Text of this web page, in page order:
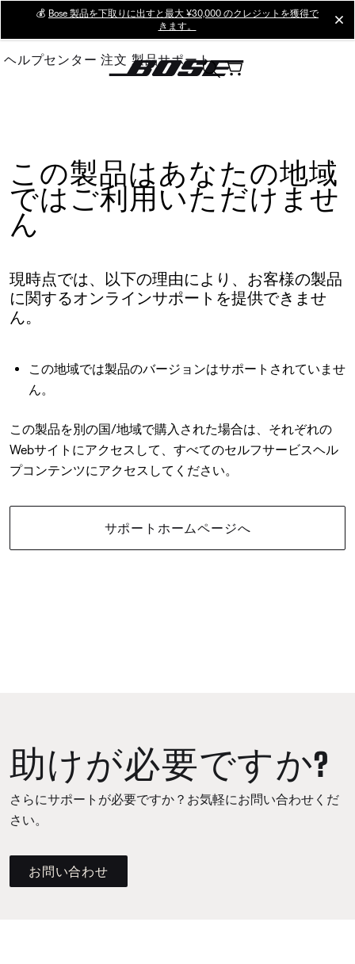
Main
💰 Bose 製品を下取りに出すと最大 ¥30,000 のクレジットを獲得で
きます。
ヘルプセンター 注文 製品サポート
この製品はあなたの地域
ではご利用いただけませ
ん
現時点では、以下の理由により、お客様の製品
に関するオンラインサポートを提供できませ
ん。
この地域では製品のバージョンはサポートされていませ
ん。
この製品を別の国/地域で購入された場合は、それぞれの
Webサイトにアクセスして、すべてのセルフサービスヘル
プコンテンツにアクセスしてください。
サポートホームページへ
助けが必要ですか?
さらにサポートが必要ですか？お気軽にお問い合わせくだ
さい。
お問い合わせ